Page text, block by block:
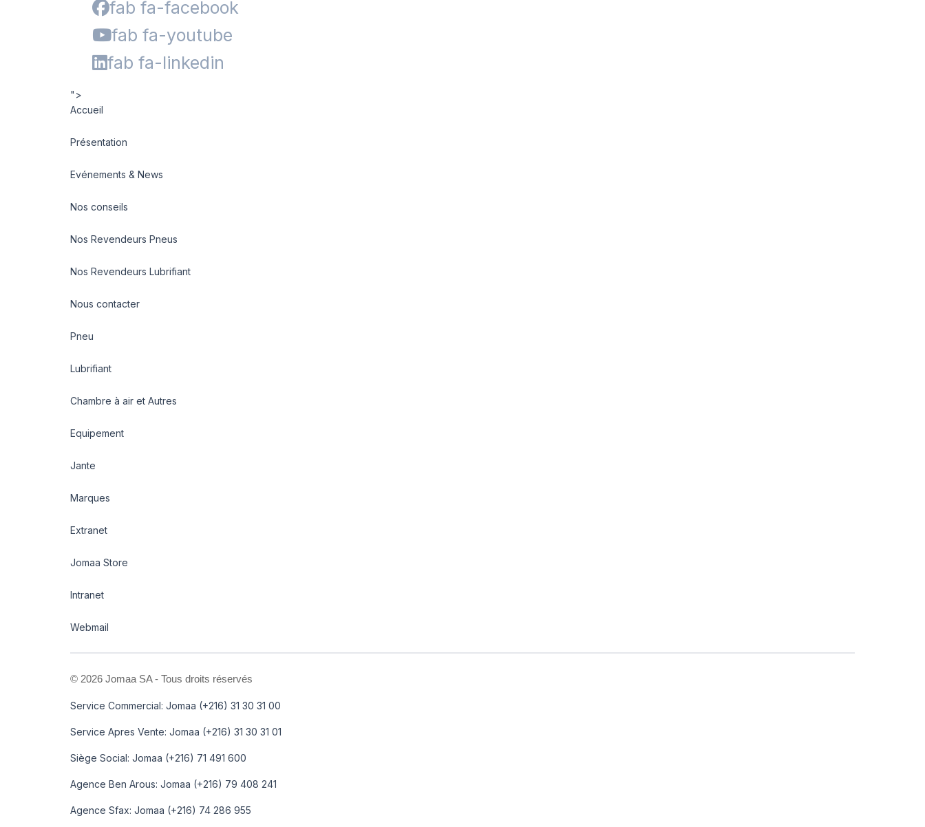
fab fa-facebook
fab fa-youtube
fab fa-linkedin
">
Accueil
Présentation
Evénements & News
Nos conseils
Nos Revendeurs Pneus
Nos Revendeurs Lubrifiant
Nous contacter
Pneu
Lubrifiant
Chambre à air et Autres
Equipement
Jante
Marques
Extranet
Jomaa Store
Intranet
Webmail
© 2026 Jomaa SA - Tous droits réservés
Service Commercial: Jomaa (+216) 31 30 31 00
Service Apres Vente: Jomaa (+216) 31 30 31 01
Siège Social: Jomaa (+216) 71 491 600
Agence Ben Arous: Jomaa (+216) 79 408 241
Agence Sfax: Jomaa (+216) 74 286 955